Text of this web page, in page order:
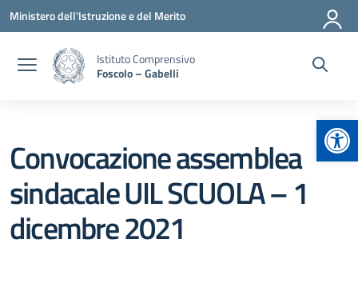
Vai ai contenuti
Vai al menu di navigazione
Vai al footer
Ministero dell'Istruzione e del Merito
Istituto Comprensivo
Foscolo – Gabelli
Convocazione assemblea
sindacale UIL SCUOLA – 1
dicembre 2021